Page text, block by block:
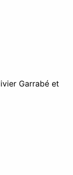
Garrabé et